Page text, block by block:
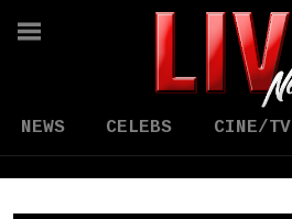
NEWS CELEBS CINE/TV